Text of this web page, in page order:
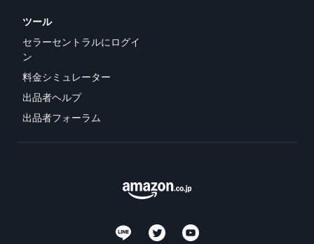
ツール
セラーセントラルにログイ
ン
料金シミュレーター
出品者ヘルプ
出品者フォーラム